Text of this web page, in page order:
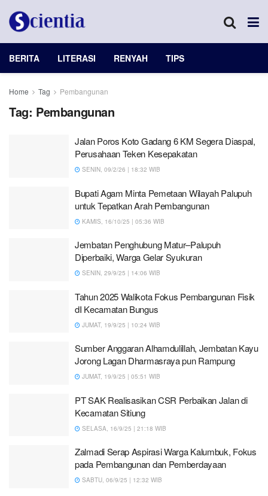
BERITA LITERASI RENYAH TIPS
Home Tag Pembangunan
Tag: Pembangunan
Jalan Poros Koto Gadang 6 KM Segera Diaspal,
Perusahaan Teken Kesepakatan
SENIN, 09/2/26 | 18:32 WIB
Bupati Agam Minta Pemetaan Wilayah Palupuh
untuk Tepatkan Arah Pembangunan
KAMIS, 16/10/25 | 05:36 WIB
Jembatan Penghubung Matur–Palupuh
Diperbaiki, Warga Gelar Syukuran
SENIN, 29/9/25 | 14:06 WIB
Tahun 2025 Walikota Fokus Pembangunan Fisik
dI Kecamatan Bungus
JUMAT, 19/9/25 | 10:24 WIB
Sumber Anggaran Alhamdulillah, Jembatan Kayu
Jorong Lagan Dharmasraya pun Rampung
JUMAT, 19/9/25 | 05:51 WIB
PT SAK Realisasikan CSR Perbaikan Jalan di
Kecamatan Sitiung
SELASA, 16/9/25 | 21:18 WIB
Zalmadi Serap Aspirasi Warga Kalumbuk, Fokus
pada Pembangunan dan Pemberdayaan
SABTU, 06/9/25 | 12:32 WIB